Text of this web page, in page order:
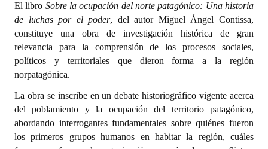
Digesto
Organigrama
DOCUMENTOS
Informes de Gestión
Proyectos Presentados
Dictámenes Asesoría Letrada
El libro Sobre la ocupación del norte patagónico: Una historia
de luchas por el poder, del autor Miguel Ángel Contissa,
constituye una obra de investigación histórica de gran
relevancia para la comprensión de los procesos sociales,
políticos y territoriales que dieron forma a la región
norpatagónica.
La obra se inscribe en un debate historiográfico vigente acerca
del poblamiento y la ocupación del territorio patagónico,
abordando interrogantes fundamentales sobre quiénes fueron
los primeros grupos humanos en habitar la región, cuáles